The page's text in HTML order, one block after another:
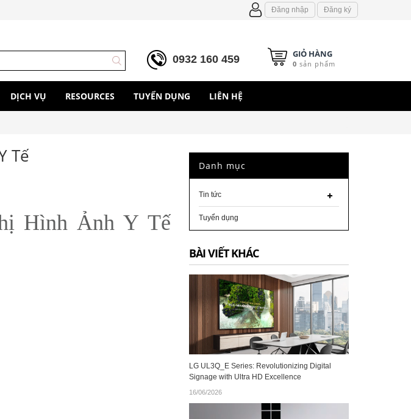
Đăng nhập Đăng ký
0932 160 459 GIỎ HÀNG
0 sản phẩm
DỊCH VỤ RESOURCES TUYỂN DỤNG LIÊN HỆ
Tế
Hình Ảnh Y Tế
Danh mục
Tin tức
Tuyển dụng
BÀI VIẾT KHÁC
LG UL3Q_E Series: Revolutionizing Digital
Signage with Ultra HD Excellence
16/06/2026